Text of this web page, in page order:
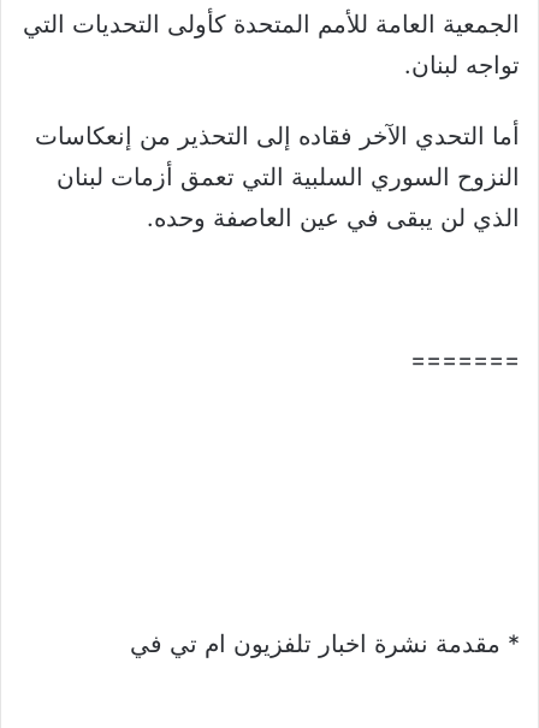
الجمعية العامة للأمم المتحدة كأولى التحديات التي
تواجه لبنان.
أما التحدي الآخر فقاده إلى التحذير من إنعكاسات
النزوح السوري السلبية التي تعمق أزمات لبنان
الذي لن يبقى في عين العاصفة وحده.
=======
* مقدمة نشرة اخبار تلفزيون ام تي في